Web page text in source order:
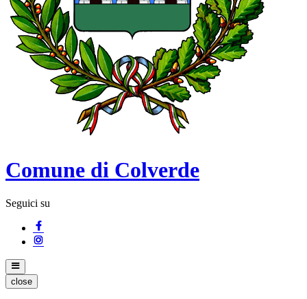
Comune di Colverde
Seguici su
close